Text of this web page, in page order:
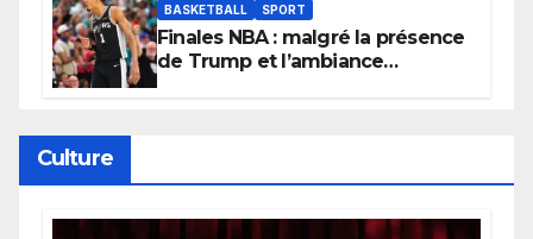
BASKETBALL SPORT
Finales NBA : malgré la présence
de Trump et l’ambiance
Culture